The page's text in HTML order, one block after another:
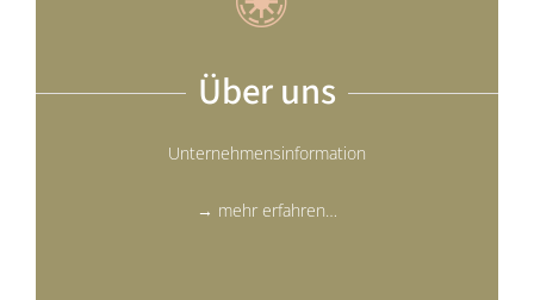
Über uns
Unternehmensinformation
→ mehr erfahren…